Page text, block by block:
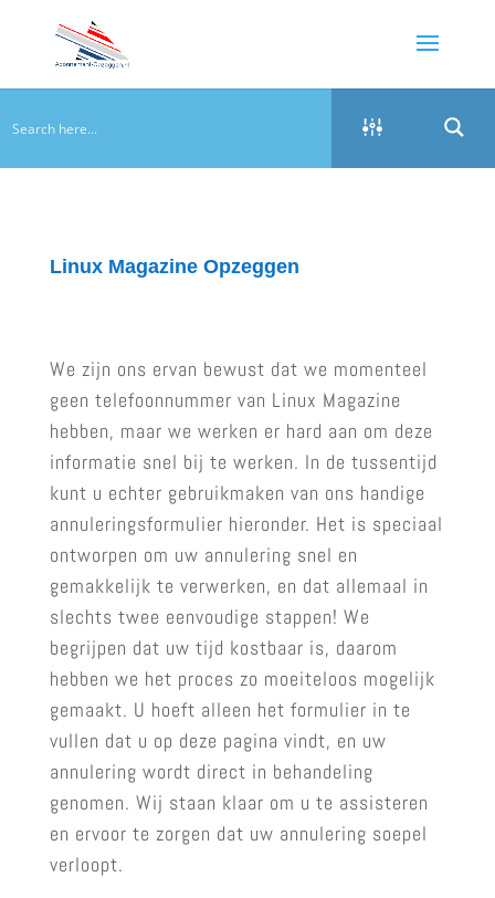
Linux Magazine Opzeggen
We zijn ons ervan bewust dat we momenteel
geen telefoonnummer van Linux Magazine
hebben, maar we werken er hard aan om deze
informatie snel bij te werken. In de tussentijd
kunt u echter gebruikmaken van ons handige
annuleringsformulier hieronder. Het is speciaal
ontworpen om uw annulering snel en
gemakkelijk te verwerken, en dat allemaal in
slechts twee eenvoudige stappen! We
begrijpen dat uw tijd kostbaar is, daarom
hebben we het proces zo moeiteloos mogelijk
gemaakt. U hoeft alleen het formulier in te
vullen dat u op deze pagina vindt, en uw
annulering wordt direct in behandeling
genomen. Wij staan klaar om u te assisteren
en ervoor te zorgen dat uw annulering soepel
verloopt.